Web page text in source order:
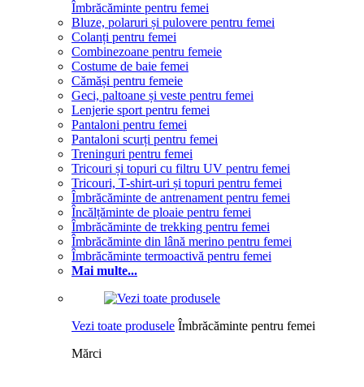
Îmbrăcăminte pentru femei
Bluze, polaruri și pulovere pentru femei
Colanți pentru femei
Combinezoane pentru femeie
Costume de baie femei
Cămăși pentru femeie
Geci, paltoane și veste pentru femei
Lenjerie sport pentru femei
Pantaloni pentru femei
Pantaloni scurți pentru femei
Treninguri pentru femei
Tricouri și topuri cu filtru UV pentru femei
Tricouri, T-shirt-uri și topuri pentru femei
Îmbrăcăminte de antrenament pentru femei
Încălțăminte de ploaie pentru femei
Îmbrăcăminte de trekking pentru femei
Îmbrăcăminte din lână merino pentru femei
Îmbrăcăminte termoactivă pentru femei
Mai multe...
Vezi toate produsele Îmbrăcăminte pentru femei
Mărci